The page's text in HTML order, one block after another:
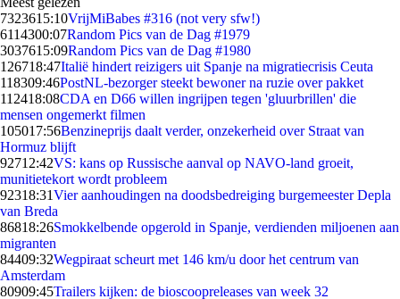
7323615:10VrijMiBabes #316 (not very sfw!)
6114300:07Random Pics van de Dag #1979
3037615:09Random Pics van de Dag #1980
126718:47Italië hindert reizigers uit Spanje na migratiecrisis Ceuta
118309:46PostNL-bezorger steekt bewoner na ruzie over pakket
112418:08CDA en D66 willen ingrijpen tegen 'gluurbrillen' die
mensen ongemerkt filmen
105017:56Benzineprijs daalt verder, onzekerheid over Straat van
Hormuz blijft
92712:42VS: kans op Russische aanval op NAVO-land groeit,
munitietekort wordt probleem
92318:31Vier aanhoudingen na doodsbedreiging burgemeester Depla
van Breda
86818:26Smokkelbende opgerold in Spanje, verdienden miljoenen aan
migranten
84409:32Wegpiraat scheurt met 146 km/u door het centrum van
Amsterdam
80909:45Trailers kijken: de bioscoopreleases van week 32